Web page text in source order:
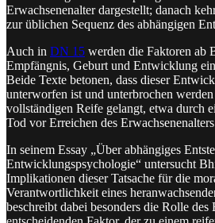
Erwachsenenalter dargestellt; danach
zur üblichen Sequenz des abhängigen
Auch in DN 15 werden die Faktoren ab
Empfängnis, Geburt und Entwicklung
Beide Texte betonen, dass dieser
unterworfen ist und unterbrochen
vollständigen Reife gelangt, etwa durch
Tod vor Erreichen des
In seinem Essay „Über abhängiges
Entwicklungspsychologie“ untersucht
Implikationen dieser Tatsache für die
Verantwortlichkeit eines
beschreibt dabei besonders die Rolle des